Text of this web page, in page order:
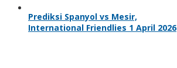
Prediksi Spanyol vs Mesir,
International Friendlies 1 April 2026